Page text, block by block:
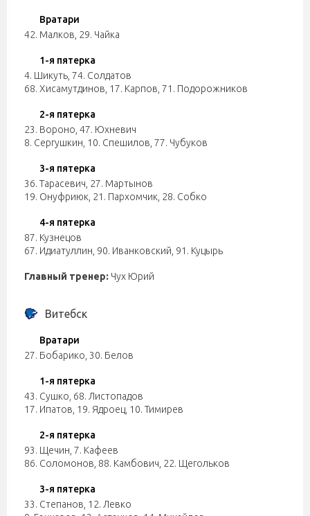
Вратари
42. Малков 29. Чайка
1-я пятерка
4. Шикуть 74. Солдатов
68. Хисамутдинов 17. Карпов 71. Подорожников
2-я пятерка
23. Вороно 47. Юхневич
8. Сергушкин 10. Спешилов 77. Чубуков
3-я пятерка
36. Тарасевич 27. Мартынов
19. Онуфриюк 21. Пархомчик 28. Собко
4-я пятерка
87. Кузнецов
67. Идиатуллин 90. Иванковский 91. Куцырь
Главный тренер: Чух Юрий
Витебск
Вратари
27. Бобарико 30. Белов
1-я пятерка
43. Сушко 68. Листопадов
17. Ипатов 19. Ядроец 10. Тимирев
2-я пятерка
93. Щечин 7. Кафеев
86. Соломонов 88. Камбович 22. Щегольков
3-я пятерка
33. Степанов 12. Левко